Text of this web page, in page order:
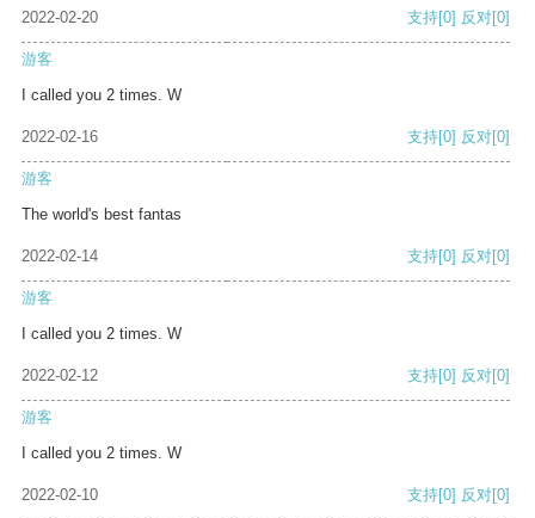
2022-02-20 支持[0] 反对[0]
游客
I called you 2 times. W
2022-02-16 支持[0] 反对[0]
游客
The world's best fantas
2022-02-14 支持[0] 反对[0]
游客
I called you 2 times. W
2022-02-12 支持[0] 反对[0]
游客
I called you 2 times. W
2022-02-10 支持[0] 反对[0]